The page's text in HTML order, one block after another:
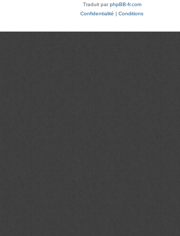
Traduit parphpBB-fr.com
Confidentialité | Conditions